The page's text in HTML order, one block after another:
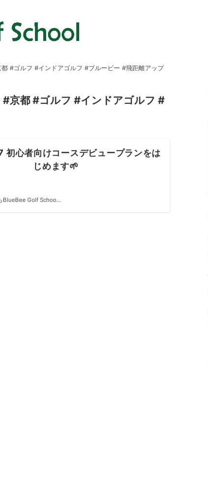
#ゴルフ #インドアゴルフ #ブルービー #飛距離アップ
京都 #ゴルフ #インドアゴルフ #
心者向けコースデビュープランをは
じめます🌱
BlueBee Golf Schoo…